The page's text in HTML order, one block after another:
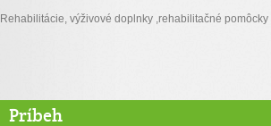
Rehabilitácie, výživové doplnky ,rehabilitačné pomôcky
Príbeh